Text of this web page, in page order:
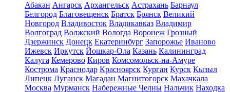
Абакан Ангарск Архангельск Астрахань Барнаул
Белгород Благовещенск Братск Брянск Великий
Новгород Владивосток Владикавказ Владимир
Волгоград Волжский Вологда Воронеж Грозный
Дзержинск Донецк Екатеринбург Запорожье Иваново
Ижевск Иркутск Йошкар-Ола Казань Калининград
Калуга Кемерово Киров Комсомольск-на-Амуре
Кострома Краснодар Красноярск Курган Курск Кызыл
Липецк Луганск Магадан Магнитогорск Махачкала
Москва Мурманск Набережные Челны Нальчик Находка